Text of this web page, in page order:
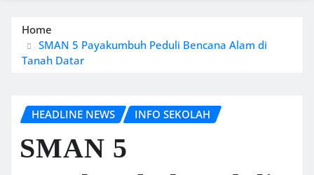
Home
SMAN 5 Payakumbuh Peduli Bencana Alam di
Tanah Datar
HEADLINE NEWS INFO SEKOLAH
SMAN 5